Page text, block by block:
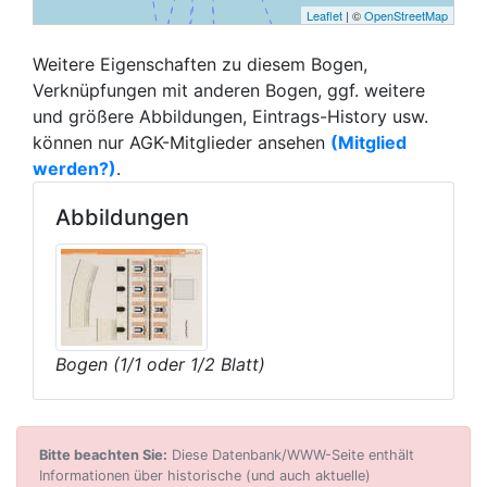
Leaflet | ©OpenStreetMap
Weitere Eigenschaften zu diesem Bogen,
Verknüpfungen mit anderen Bogen, ggf. weitere
und größere Abbildungen, Eintrags-History usw.
können nur AGK-Mitglieder ansehen (Mitglied
werden?).
Abbildungen
Bogen (1/1 oder 1/2 Blatt)
Bitte beachten Sie: Diese Datenbank/WWW-Seite enthält
Informationen über historische (und auch aktuelle)